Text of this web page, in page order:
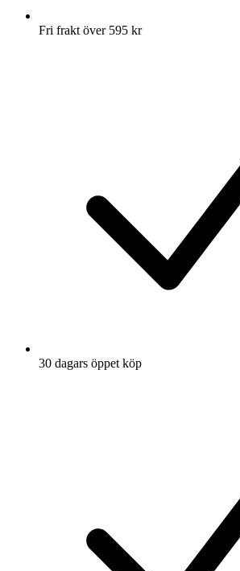
Fri frakt över 595 kr
30 dagars öppet köp